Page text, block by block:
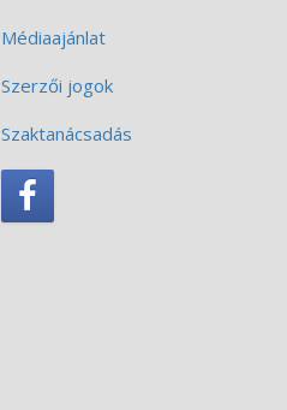
Médiaajánlat
Szerzői jogok
Szaktanácsadás